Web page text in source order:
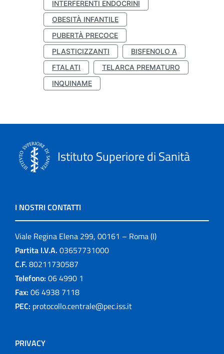
INTERFERENTI ENDOCRINI
OBESITÀ INFANTILE
PUBERTÀ PRECOCE
PLASTICIZZANTI
BISFENOLO A
FTALATI
TELARCA PREMATURO
INQUINAME
Istituto Superiore di Sanità
I NOSTRI CONTATTI
Viale Regina Elena 299, 00161 – Roma (I)
Partita I.V.A. 03657731000
C.F. 80211730587
Telefono: 06 4990 1
Fax: 06 4938 7118
PEC: protocollo.centrale@pec.iss.it
PRIVACY